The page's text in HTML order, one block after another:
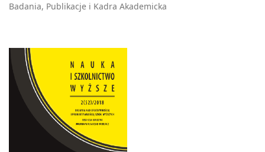
Badania, Publikacje i Kadra Akademicka